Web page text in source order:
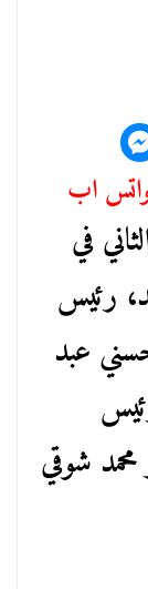
اب
في
رئيس
عبد
شوقي